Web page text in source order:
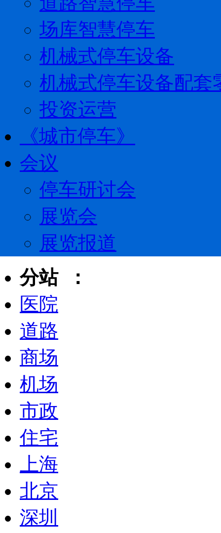
场库智慧停车
机械式停车设备
机械式停车设备配套
投资运营
《城市停车》
会议
停车研讨会
展览会
展览报道
分站 ：
医院
道路
商场
机场
市政
住宅
上海
北京
深圳